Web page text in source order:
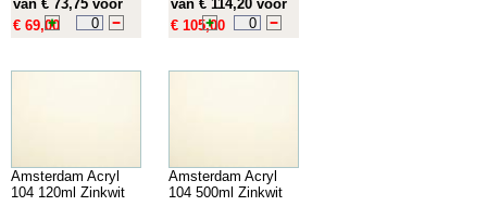
van € 73,75 voor
€ 69,00
van € 114,20 voor
€ 105,00
Amsterdam Acryl
104 120ml Zinkwit
Amsterdam Acryl
104 500ml Zinkwit